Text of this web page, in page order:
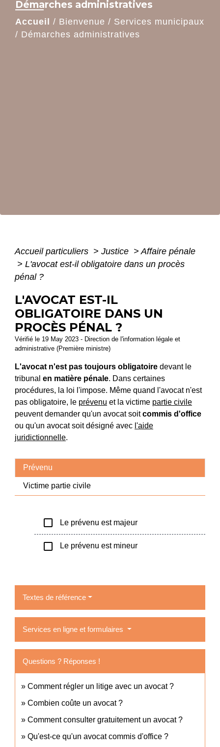
Démarches administratives
Accueil / Bienvenue / Services municipaux
/ Démarches administratives
Accueil particuliers > Justice > Affaire pénale
> L'avocat est-il obligatoire dans un procès
pénal ?
L'AVOCAT EST-IL
OBLIGATOIRE DANS UN
PROCÈS PÉNAL ?
Vérifié le 19 May 2023 - Direction de l'information légale et
administrative (Première ministre)
L'avocat n'est pas toujours obligatoire devant le
tribunal en matière pénale. Dans certaines
procédures, la loi l'impose. Même quand l'avocat n'est
pas obligatoire, le prévenu et la victime partie civile
peuvent demander qu'un avocat soitcommis d'office
ou qu'un avocat soit désigné avec l'aide
juridictionnelle.
Prévenu
Victime partie civile
check_box_outline_blank Le prévenu est majeur
check_box_outline_blank Le prévenu est mineur
Textes de référence
Services en ligne et formulaires
Questions ? Réponses !
Comment régler un litige avec un avocat ?
Combien coûte un avocat ?
Comment consulter gratuitement un avocat ?
Qu'est-ce qu'un avocat commis d'office ?